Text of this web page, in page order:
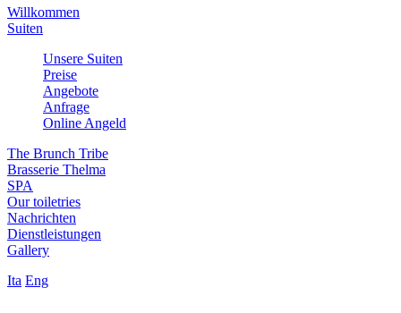
Willkommen
Suiten
Unsere Suiten
Preise
Angebote
Anfrage
Online Angeld
The Brunch Tribe
Brasserie Thelma
SPA
Our toiletries
Nachrichten
Dienstleistungen
Gallery
Ita Eng